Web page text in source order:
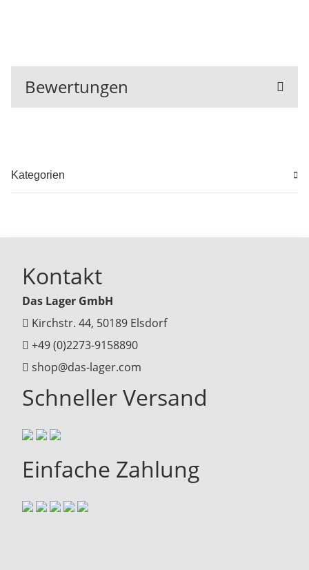
Bewertungen
Kategorien
Kontakt
Das Lager GmbH
Kirchstr. 44, 50189 Elsdorf
+49 (0)2273-9158890
shop@das-lager.com
Schneller Versand
Einfache Zahlung